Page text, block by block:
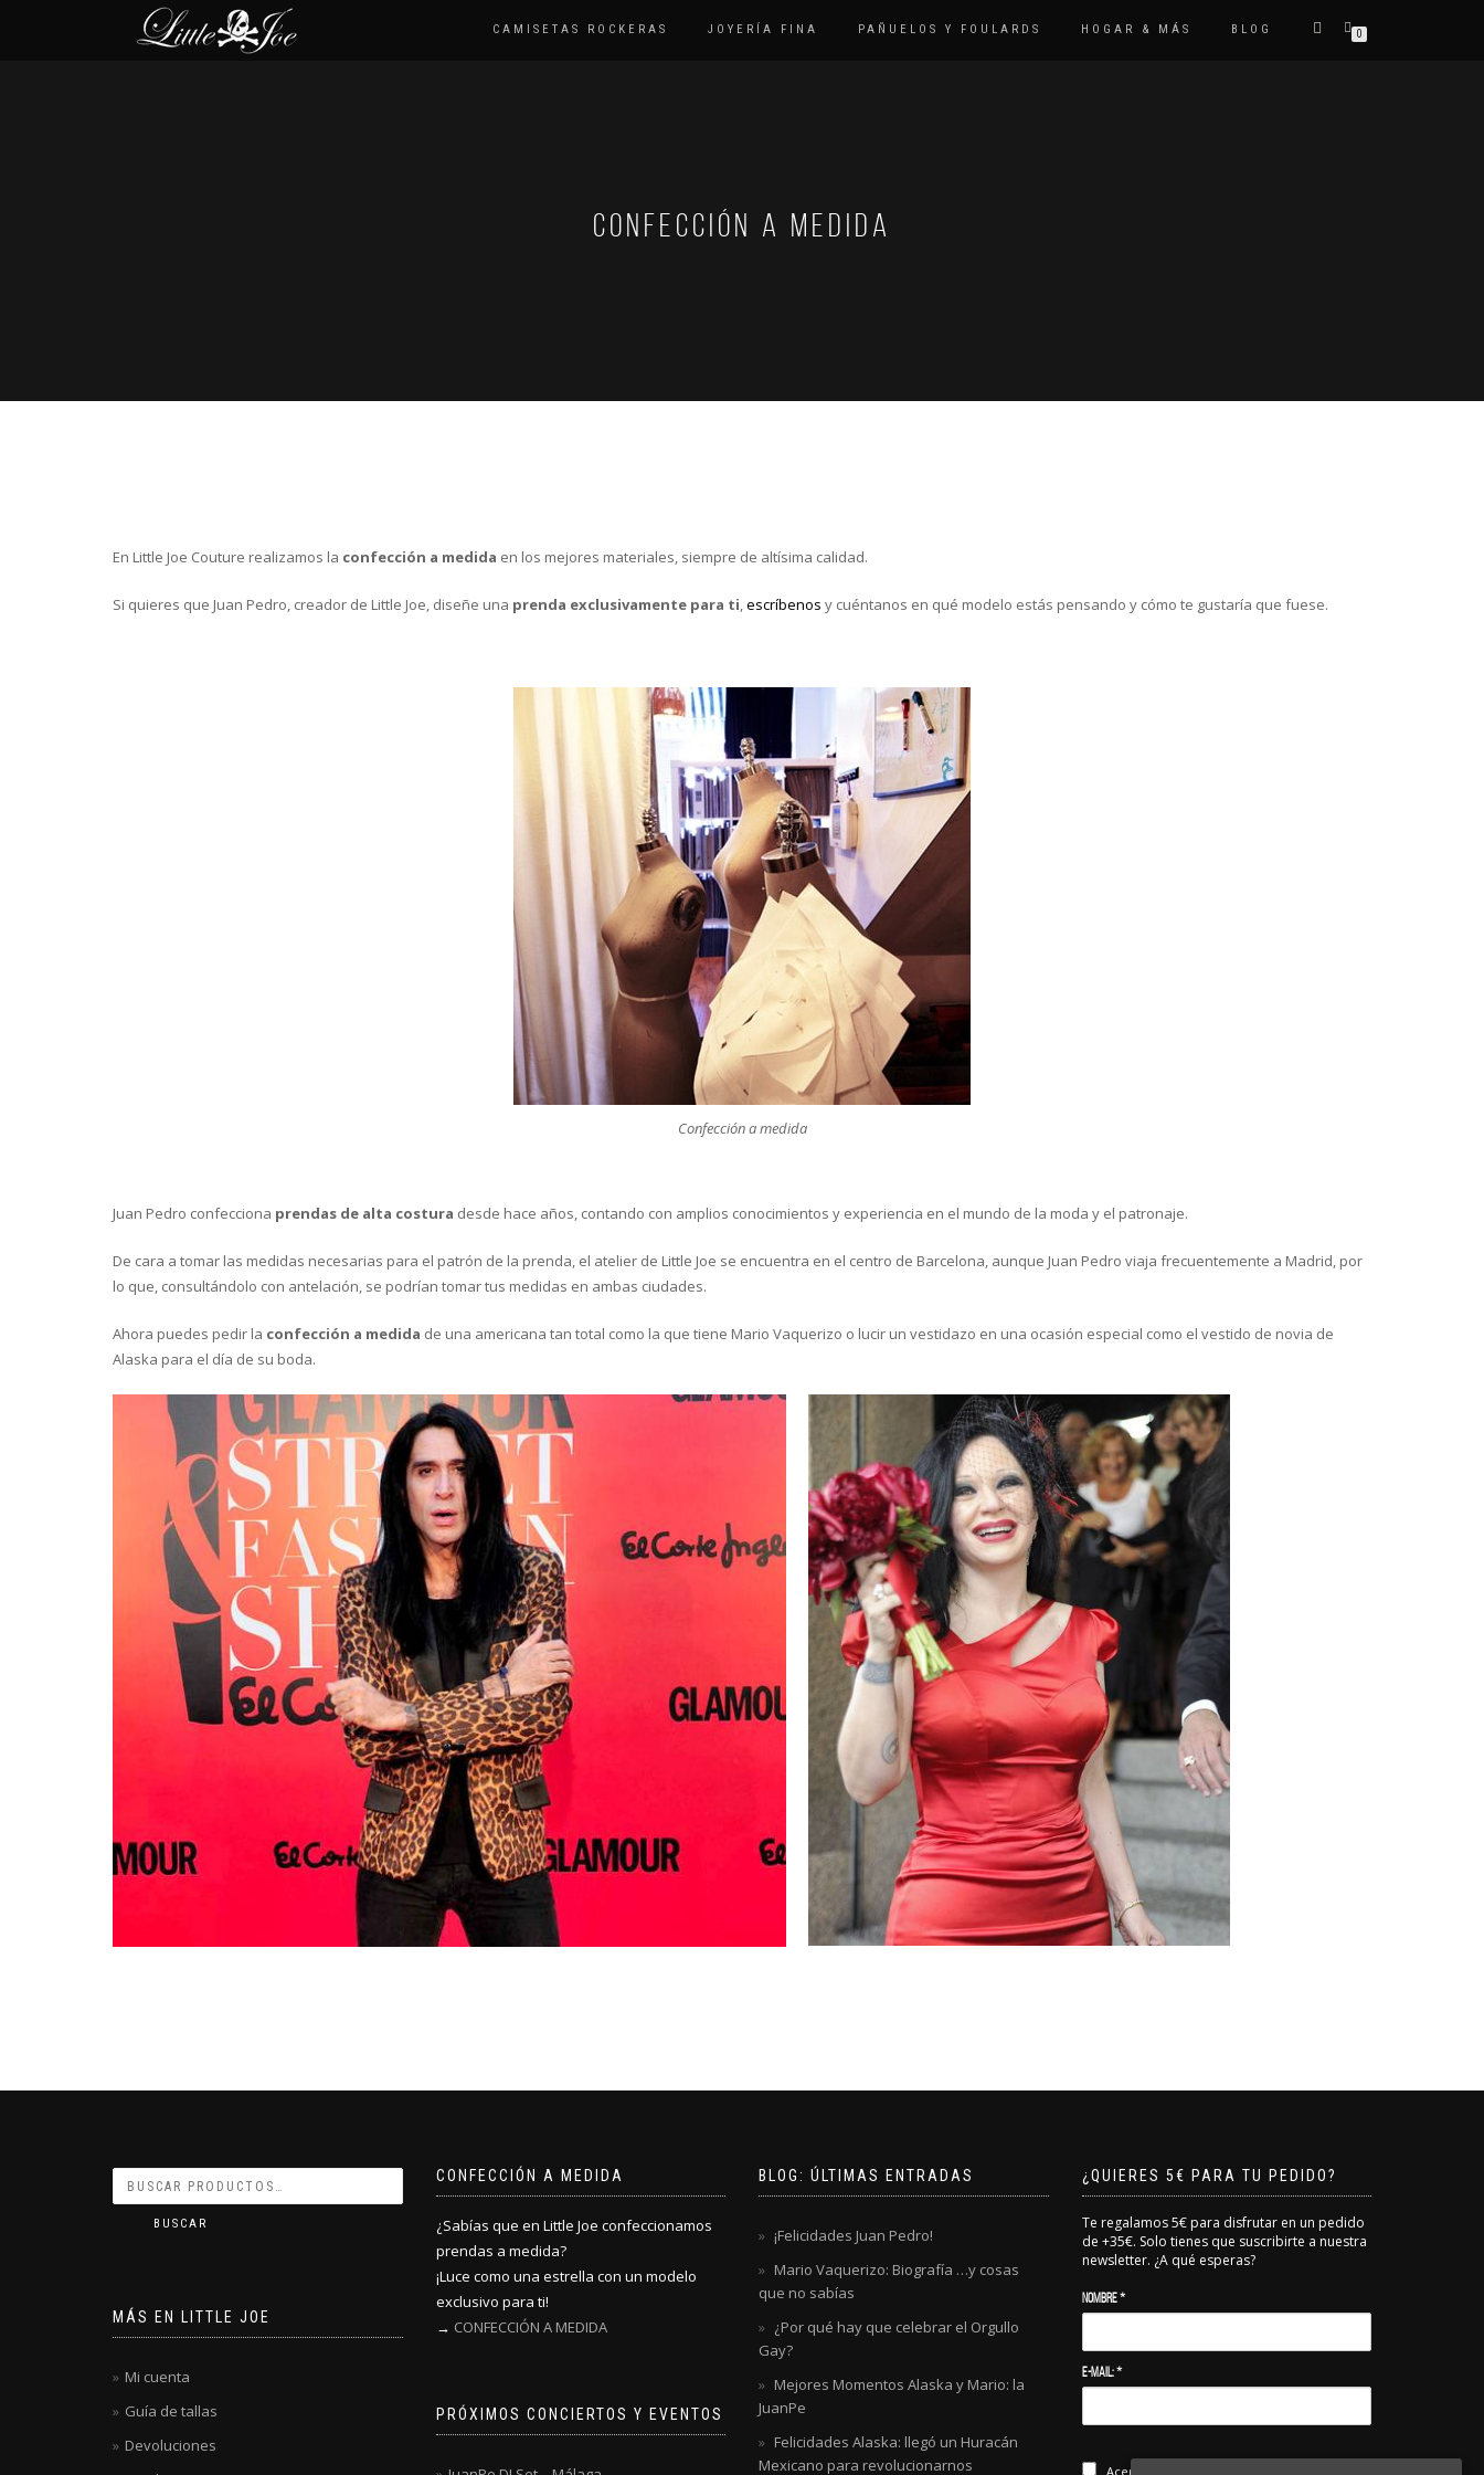
CAMISETAS ROCKERAS JOYERÍA FINA PAÑUELOS Y FOULARDS HOGAR & MÁS BLOG 0
CONFECCIÓN A MEDIDA
En Little Joe Couture realizamos la confección a medida en los mejores materiales, siempre de altísima calidad.
Si quieres que Juan Pedro, creador de Little Joe, diseñe una prenda exclusivamente para ti,escríbenos y cuéntanos en qué modelo estás pensando y cómo te gustaría que fuese.
Confección a medida
Juan Pedro confecciona prendas de alta costura desde hace años, contando con amplios conocimientos y experiencia en el mundo de la moda y el patronaje.
De cara a tomar las medidas necesarias para el patrón de la prenda, el atelier de Little Joe se encuentra en el centro de Barcelona, aunque Juan Pedro viaja frecuentemente a Madrid, por
lo que, consultándolo con antelación, se podrían tomar tus medidas en ambas ciudades.
Ahora puedes pedir la confección a medida de una americana tan total como la que tiene Mario Vaquerizo o lucir un vestidazo en una ocasión especial como el vestido de novia de
Alaska para el día de su boda.
BUSCAR
MÁS EN LITTLE JOE
Mi cuenta
Guía de tallas
Devoluciones
CONFECCIÓN A MEDIDA
¿Sabías que en Little Joe confeccionamos
prendas a medida?
¡Luce como una estrella con un modelo
exclusivo para ti!
→ CONFECCIÓN A MEDIDA
PRÓXIMOS CONCIERTOS Y EVENTOS
BLOG: ÚLTIMAS ENTRADAS
¡Felicidades Juan Pedro!
Mario Vaquerizo: Biografía …y cosas
que no sabías
¿Por qué hay que celebrar el Orgullo
Gay?
Mejores Momentos Alaska y Mario: la
JuanPe
Felicidades Alaska: llegó un Huracán
Mexicano para revolucionarnos
¿QUIERES 5€ PARA TU PEDIDO?
Te regalamos 5€ para disfrutar en un pedido
de +35€. Solo tienes que suscribirte a nuestra
newsletter. ¿A qué esperas?
Nombre *
E-mail: *
Acepto la